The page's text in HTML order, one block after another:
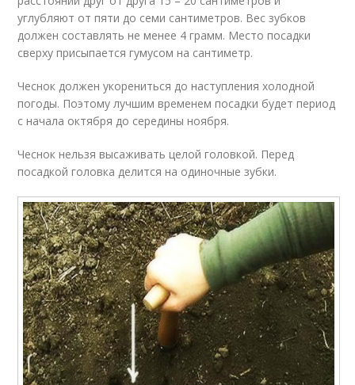
углубляют от пяти до семи сантиметров. Вес зубков
должен составлять не менее 4 грамм. Место посадки
сверху присыпается гумусом на сантиметр.
Чеснок должен укорениться до наступления холодной
погоды. Поэтому лучшим временем посадки будет период
с начала октября до середины ноября.
Чеснок нельзя высаживать целой головкой. Перед
посадкой головка делится на одиночные зубки.